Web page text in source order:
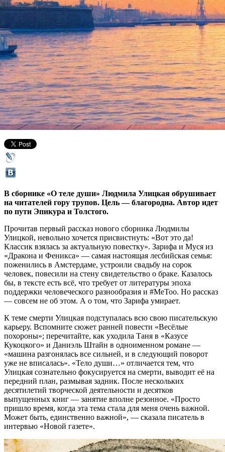
#УлицкаяToo: Кого и зачем
убила лауреат «Русского
Букера» в новой книге
20 ноября 2019,10:07 Версия для печати
В сборнике «О теле души» Людмила Улицкая обрушивает
на читателей гору трупов. Цель — благородна. Автор идет
по пути Эпикура и Толстого.
Прочитав первый рассказ нового сборника Людмилы
Улицкой, невольно хочется присвистнуть: «Вот это да!
Классик взялась за актуальную повестку». Зарифа и Муся из
«Дракона и Феникса» — самая настоящая лесбийская семья:
поженились в Амстердаме, устроили свадьбу на сорок
человек, повесили на стену свидетельство о браке. Казалось
бы, в тексте есть всё, что требует от литературы эпоха
поддержки человеческого разнообразия и #MeToo. Но рассказ
— совсем не об этом. А о том, что Зарифа умирает.
К теме смерти Улицкая подступалась всю свою писательскую
карьеру. Вспомните сюжет ранней повести «Весёлые
похороны»; перечитайте, как уходила Таня в «Казусе
Кукоцкого» и Даниэль Штайн в одноименном романе —
«машина разгонялась все сильней, и в следующий поворот
уже не вписалась». «Тело души…» отличается тем, что
Улицкая сознательно фокусируется на смерти, выводит её на
передний план, размывая задник. После нескольких
десятилетий творческой деятельности и десятков
выпущенных книг — занятие вполне резонное. «Просто
пришло время, когда эта тема стала для меня очень важной.
Может быть, единственно важной», — сказала писатель в
интервью «Новой газете».